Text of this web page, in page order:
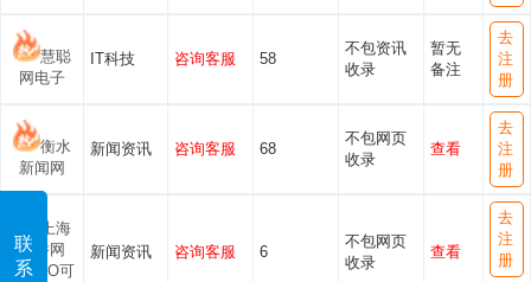
联
系
慧聪
网电子
IT科技 咨询客服 58
不包资讯
收录
暂无
备注
去
注
册
衡水
新闻网
新闻资讯 咨询客服 68
不包网页
收录
查看
去
注
册
上海
列举网
（GEO可
新闻资讯 咨询客服 6
不包网页
收录
查看
去
注
册